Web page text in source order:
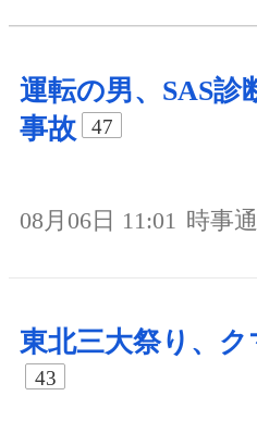
運転の男、SAS診
事故
47
08月06日 11:01 時事
東北三大祭り、
43